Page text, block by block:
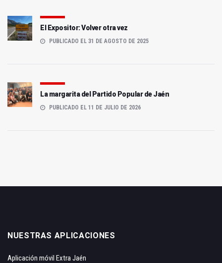
El Expositor: Volver otra vez
PUBLICADO EL 31 DE AGOSTO DE 2025
La margarita del Partido Popular de Jaén
PUBLICADO EL 11 DE JULIO DE 2026
NUESTRAS APLICACIONES
Aplicación móvil Extra Jaén